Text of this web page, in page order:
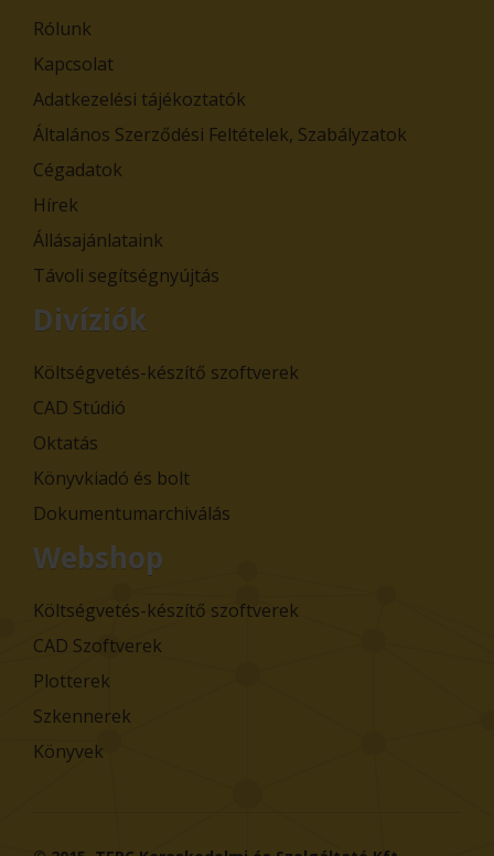
Rólunk
Kapcsolat
Adatkezelési tájékoztatók
Általános Szerződési Feltételek, Szabályzatok
Cégadatok
Hírek
Állásajánlataink
Távoli segítségnyújtás
Divíziók
Költségvetés-készítő szoftverek
CAD Stúdió
Oktatás
Könyvkiadó és bolt
Dokumentumarchiválás
Webshop
Költségvetés-készítő szoftverek
CAD Szoftverek
Plotterek
Szkennerek
Könyvek